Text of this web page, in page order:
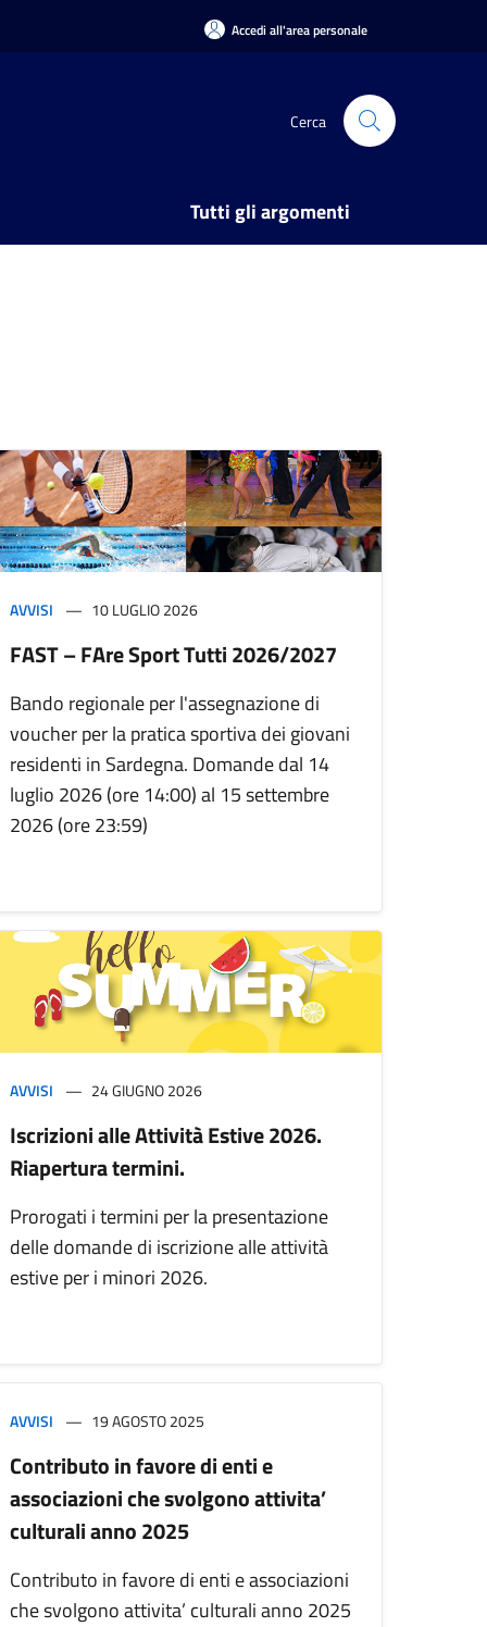
Accedi all'area personale
Cerca
Tutti gli argomenti
AVVISI 10 LUGLIO 2026
FAST – FAre Sport Tutti 2026/2027
Bando regionale per l'assegnazione di
voucher per la pratica sportiva dei giovani
residenti in Sardegna. Domande dal 14
luglio 2026 (ore 14:00) al 15 settembre
2026 (ore 23:59)
AVVISI 24 GIUGNO 2026
Iscrizioni alle Attività Estive 2026.
Riapertura termini.
Prorogati i termini per la presentazione
delle domande di iscrizione alle attività
estive per i minori 2026.
AVVISI 19 AGOSTO 2025
Contributo in favore di enti e
associazioni che svolgono attivita’
culturali anno 2025
Contributo in favore di enti e associazioni
che svolgono attivita’ culturali anno 2025